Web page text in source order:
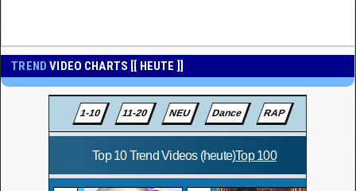
TRENDVIDEO CHARTS [[ HEUTE ]]